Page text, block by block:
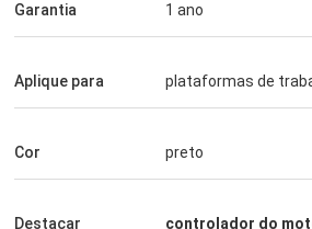
pedirá outra vez. Obrigado para toda sua
Garantia 1 ano
Aplique para plataformas de
Cor preto
Destacar controlador do